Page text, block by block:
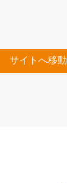
サイトへ移動